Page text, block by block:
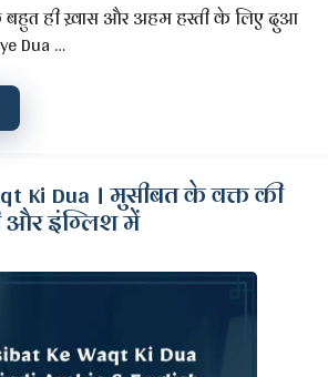
ही ख़ास और अहम हस्ती के लिए दुआ
Dua …
Ki Dua । मुसीबत के वक्त की
और इंग्लिश में